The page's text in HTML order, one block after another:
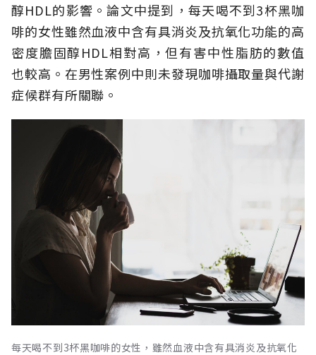
醇HDL的影響。論文中提到，每天喝不到3杯黑咖
啡的女性雖然血液中含有具消炎及抗氧化功能的高
密度膽固醇HDL相對高，但有害中性脂肪的數值
也較高。在男性案例中則未發現咖啡攝取量與代謝
症候群有所關聯。
每天喝不到3杯黑咖啡的女性，雖然血液中含有具消炎及抗氧化